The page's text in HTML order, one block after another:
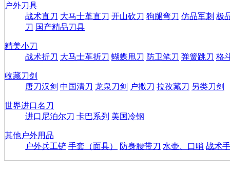
户外刀具
战术直刀 大马士革直刀 开山砍刀 狗腿弯刀 仿品军刺 极
刀 国产精品刀具
精美小刀
战术折刀 大马士革折刀 蝴蝶甩刀 防卫笔刀 弹簧跳刀 格
收藏刀剑
唐刀汉剑 中国清刀 龙泉刀剑 户撒刀 拉孜藏刀 另类刀剑
世界进口名刀
进口尼泊尔刀 卡巴系列 美国冷钢
其他户外用品
户外兵工铲 手套（面具） 防身腰带刀 水壶、口哨 战术